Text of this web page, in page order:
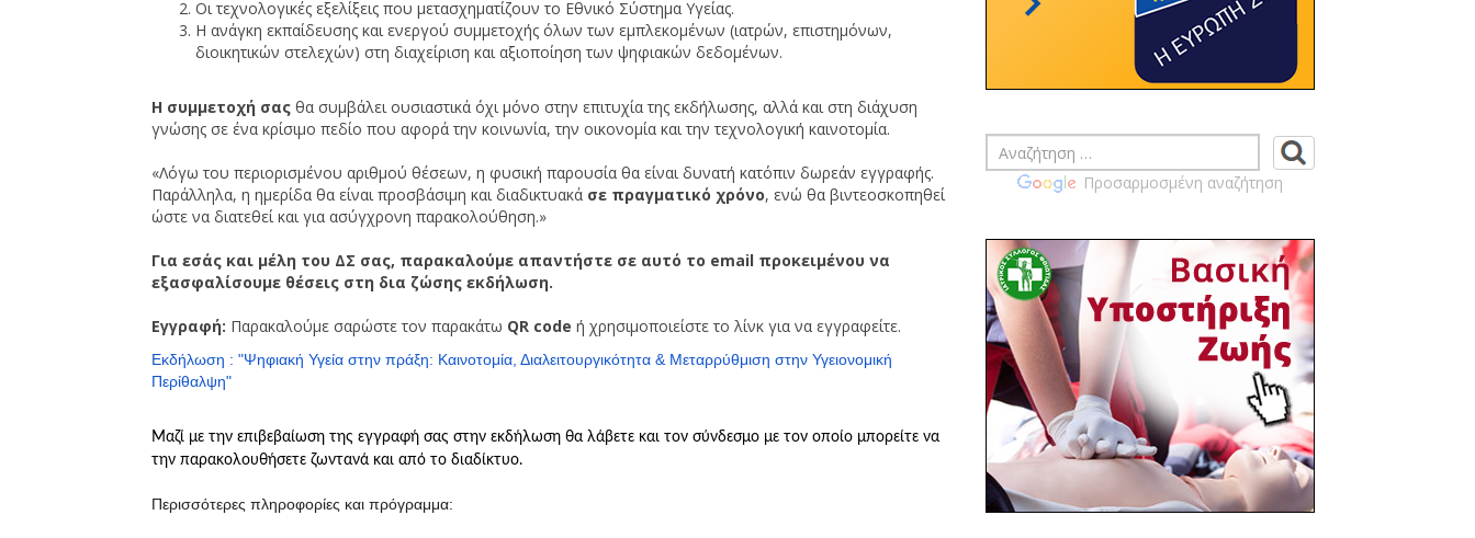
Οι τεχνολογικές εξελίξεις που μετασχηματίζουν το Εθνικό Σύστημα Υγείας.
Η ανάγκη εκπαίδευσης και ενεργού συμμετοχής όλων των εμπλεκομένων (ιατρών, επιστημόνων,
διοικητικών στελεχών) στη διαχείριση και αξιοποίηση των ψηφιακών δεδομένων.
Η συμμετοχή σας θα συμβάλει ουσιαστικά όχι μόνο στην επιτυχία της εκδήλωσης, αλλά και στη διάχυση
γνώσης σε ένα κρίσιμο πεδίο που αφορά την κοινωνία, την οικονομία και την τεχνολογική καινοτομία.
«Λόγω του περιορισμένου αριθμού θέσεων, η φυσική παρουσία θα είναι δυνατή κατόπιν δωρεάν εγγραφής.
Παράλληλα, η ημερίδα θα είναι προσβάσιμη και διαδικτυακά σε πραγματικό χρόνο, ενώ θα βιντεοσκοπηθεί
ώστε να διατεθεί και για ασύγχρονη παρακολούθηση.»
Για εσάς και μέλη του ΔΣ σας, παρακαλούμε απαντήστε σε αυτό το email προκειμένου να
εξασφαλίσουμε θέσεις στη δια ζώσης εκδήλωση.
Εγγραφή: Παρακαλούμε σαρώστε τον παρακάτω QR code ή χρησιμοποιείστε το λίνκ για να εγγραφείτε.
Εκδήλωση : "Ψηφιακή Υγεία στην πράξη: Καινοτομία, Διαλειτουργικότητα & Μεταρρύθμιση στην Υγειονομική
Περίθαλψη"
Μαζί με την επιβεβαίωση της εγγραφή σας στην εκδήλωση θα λάβετε και τον σύνδεσμο με τον οποίο μπορείτε να
την παρακολουθήσετε ζωντανά και από το διαδίκτυο.
Περισσότερες πληροφορίες και πρόγραμμα:
11:47 07/04
ΙΣ ΦΘΙΩΤΙΔΑΣ - ΠΡΟΣΚΛΗΣΗ ΓΙΑ
ΠΡΑΓΜΑΤΟΠΟΙΗΣΗ
ΕΚΛΟΓΟΑΠΟΛΟΓΙΣΤΙΚΗΣ ΓΕΝΙΚΗΣ
ΙΣ ΦΘΙΩΤΙΔΑΣ - ΚΟΙΝΟΠΟΙΗΣΗ
ΕΓΓΡΑΦΩΝ ΠΙΣ ΣΧΕΤΙΚΑ ΜΕ ΤΗΝ
ΙΟΥΝΙΟΥ 2026 ΠΡΟΣ ΕΝΗΜΕΡΩΣΗ ΣΑΣ
14:39 03/04
ΙΣ ΦΘΙΩΤΙΔΑΣ - ΠΡΟΣΚΛΗΣΗ ΓΙΑ
ΕΤΗΣΙΑ ΓΕΝΙΚΗ ΣΥΝΕΛΕΥΣΗ ΙΣΦ
ΤΕΤΑΡΤΗ 22-04-2026 19:00 Μ.Μ.
14:02 02/04
ΙΣ ΦΘΙΩΤΙΔΑΣ - ΚΟΙΝΟΠΟΙΗΣΗ
ΠΡΟΚΥΡΗΞΗΣ ΓΙΑ ΔΙΕΝΕΡΓΕΙΑ ΕΚΛΟΓΩΝ
ΓΙΑ ΑΝΑΠΛΗΡΩΣΗ ΜΕΛΟΥΣ
ΕΞΕΛΕΓΚΤΙΚΗΣ ΕΠΙΤΡΟΠΗΣ
11:03 30/03
Προσαρμοσμένη αναζήτηση